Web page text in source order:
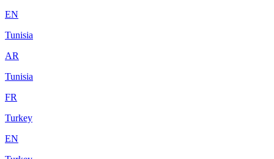
EN
Tunisia
AR
Tunisia
FR
Turkey
EN